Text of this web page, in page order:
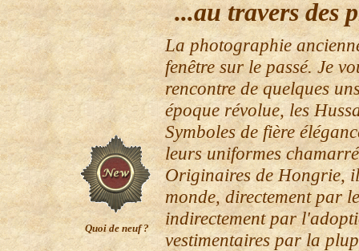
...au travers des
La photographie
fenêtre sur le passé. Je
rencontre de quelques
époque révolue, les
Symboles de fière
leurs uniformes
Originaires de Hongrie,
monde, directement par
indirectement par
vestimentaires par la
Quoi de neuf ?